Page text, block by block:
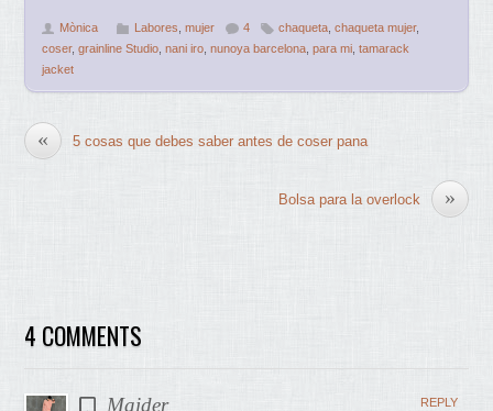
Mònica Labores ,mujer 4 chaqueta ,chaqueta mujer,
coser,grainline Studio ,nani iro ,nunoya barcelona ,para mi ,tamarack
jacket
« 5 cosas que debes saber antes de coser pana
»
Bolsa para la overlock
4 COMMENTS
Maider REPLY